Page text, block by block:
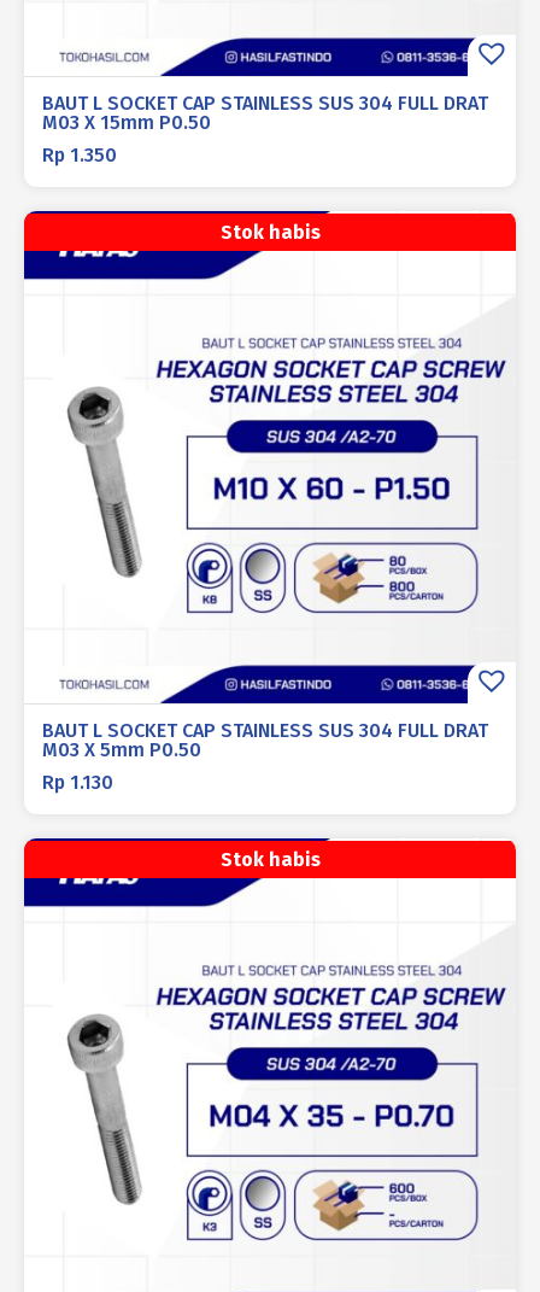
BAUT L SOCKET CAP STAINLESS SUS 304 FULL DRAT
M03 X 15mm P0.50
Rp 1.350
Stok habis
BAUT L SOCKET CAP STAINLESS SUS 304 FULL DRAT
M03 X 5mm P0.50
Rp 1.130
Stok habis